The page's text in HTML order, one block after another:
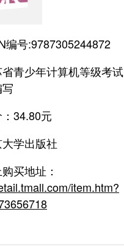
编号:9787305244872
青少年计算机等级考试
34.80元
学出版社
买地址：
item.htm?